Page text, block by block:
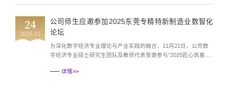
管理的前沿议题。公司教师花龙雪参加本次会议，并应...
24
2025-11
公司师生应邀参加2025东莞专精特新制造业数智化
论坛
为深化数字经济专业理论与产业实践的融合，11月21日，公司数
字经济专业硕士研究生团队及教师代表受邀参与“2025匠心筑基数
花园酒店与行业专家、企业高管共探制造业数字化与智能化融合转
详情>>